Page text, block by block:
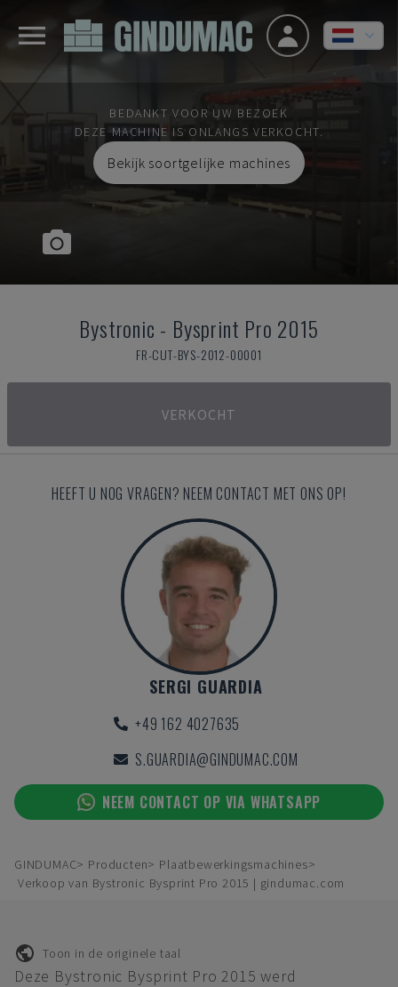
BEDANKT VOOR UW BEZOEK
DEZE MACHINE IS ONLANGS VERKOCHT.
Bekijk soortgelijke machines
Bystronic - Bysprint Pro 2015
FR-CUT-BYS-2012-00001
VERKOCHT
HEEFT U NOG VRAGEN? NEEM CONTACT MET ONS OP!
SERGI GUARDIA
+49 162 4027635
S.GUARDIA@GINDUMAC.COM
NEEM CONTACT OP VIA WHATSAPP
GINDUMAC Producten
Plaatbewerkingsmachines
Verkoop van Bystronic Bysprint Pro 2015 | gindumac.com
Toon in de originele taal
Deze Bystronic Bysprint Pro 2015 werd